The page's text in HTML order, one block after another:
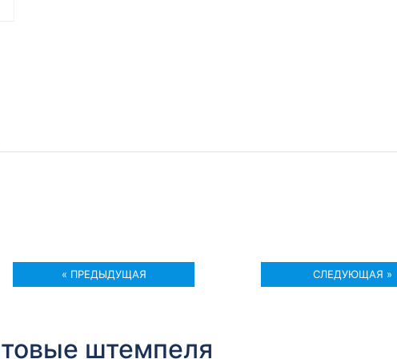
« ПРЕДЫДУЩАЯ СЛЕДУЮЩАЯ »
штемпеля